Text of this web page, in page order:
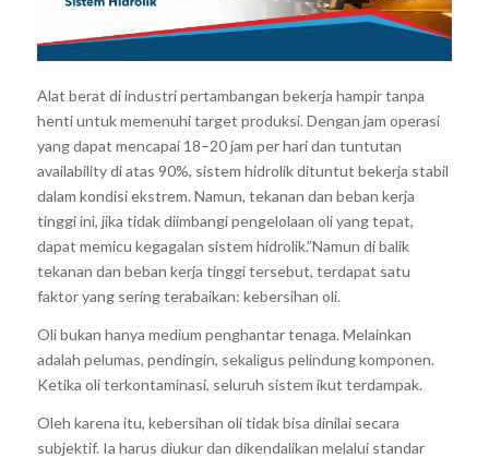
Alat berat di industri pertambangan bekerja hampir tanpa
henti untuk memenuhi target produksi. Dengan jam operasi
yang dapat mencapai 18–20 jam per hari dan tuntutan
availability di atas 90%, sistem hidrolik dituntut bekerja stabil
dalam kondisi ekstrem. Namun, tekanan dan beban kerja
tinggi ini, jika tidak diimbangi pengelolaan oli yang tepat,
dapat memicu kegagalan sistem hidrolik.”Namun di balik
tekanan dan beban kerja tinggi tersebut, terdapat satu
faktor yang sering terabaikan: kebersihan oli.
Oli bukan hanya medium penghantar tenaga. Melainkan
adalah pelumas, pendingin, sekaligus pelindung komponen.
Ketika oli terkontaminasi, seluruh sistem ikut terdampak.
Oleh karena itu, kebersihan oli tidak bisa dinilai secara
subjektif. Ia harus diukur dan dikendalikan melalui standar